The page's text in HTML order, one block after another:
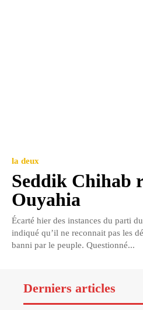
la deux
Seddik Chihab
Ouyahia
Écarté hier des instances du parti
indiqué qu’il ne reconnait pas les
banni par le peuple. Questionné...
Derniers articles